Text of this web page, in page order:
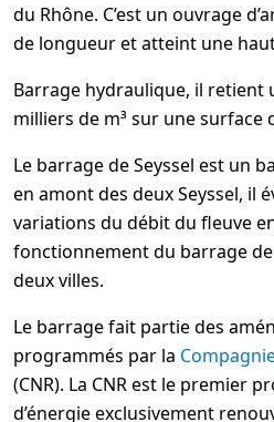
du Rhône. C’est un ouvrage
de longueur et atteint une
Barrage hydraulique, il retient
milliers de m³ sur une surface
Le barrage de Seyssel est un
en amont des deux Seyssel, il
variations du débit du fleuve
fonctionnement du barrage
deux villes.
Le barrage fait partie des
programmés par la
(CNR). La CNR est le premier
d’énergie exclusivement